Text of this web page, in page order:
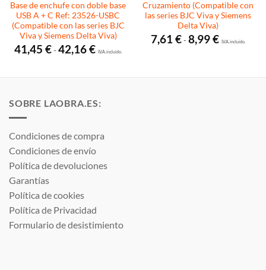
Base de enchufe con doble base
USB A + C Ref: 23526-USBC
(Compatible con las series BJC
Viva y Siemens Delta Viva)
41,45 €-42,16€Rango
de
I.V.A. incluido.
Cruzamiento (Compatible con
las series BJC Viva y Siemens
Delta Viva)
7,61€-8,99€Rango
de
I.V.A. incluido.
SOBRE LAOBRA.ES:
Condiciones de compra
Condiciones de envío
Política de devoluciones
Garantías
Política de cookies
Política de Privacidad
Formulario de desistimiento